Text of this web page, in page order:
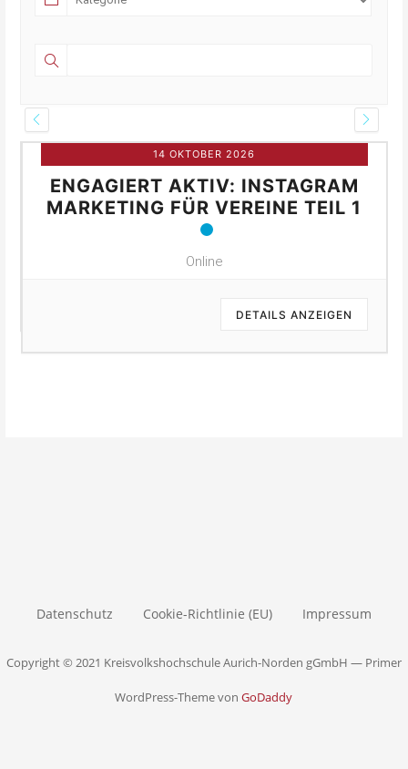
14 OKTOBER 2026
ENGAGIERT AKTIV: INSTAGRAM
MARKETING FÜR VEREINE TEIL 1
Online
DETAILS ANZEIGEN
Datenschutz Cookie-Richtlinie (EU) Impressum
Copyright © 2021 Kreisvolkshochschule Aurich-Norden gGmbH — Primer
WordPress-Theme vonGoDaddy